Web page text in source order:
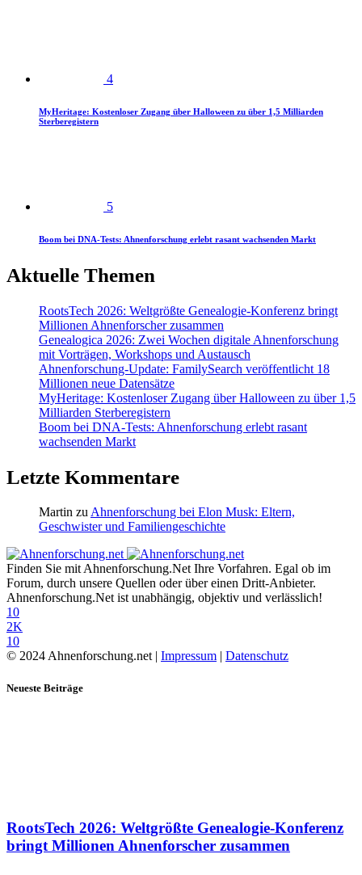
4
MyHeritage: Kostenloser Zugang über Halloween zu über 1,5 Milliarden
Sterberegistern
5
Boom bei DNA-Tests: Ahnenforschung erlebt rasant wachsenden Markt
Aktuelle Themen
RootsTech 2026: Weltgrößte Genealogie-Konferenz bringt
Millionen Ahnenforscher zusammen
Genealogica 2026: Zwei Wochen digitale Ahnenforschung
mit Vorträgen, Workshops und Austausch
Ahnenforschung-Update: FamilySearch veröffentlicht 18
Millionen neue Datensätze
MyHeritage: Kostenloser Zugang über Halloween zu über 1,5
Milliarden Sterberegistern
Boom bei DNA-Tests: Ahnenforschung erlebt rasant
wachsenden Markt
Letzte Kommentare
Martin zu Ahnenforschung bei Elon Musk: Eltern,
Geschwister und Familiengeschichte
Finden Sie mit Ahnenforschung.Net Ihre Vorfahren. Egal ob im
Forum, durch unsere Quellen oder über einen Dritt-Anbieter.
Ahnenforschung.Net ist unabhängig, objektiv und verlässlich!
10
2K
10
© 2024 Ahnenforschung.net | Impressum | Datenschutz
Neueste Beiträge
RootsTech 2026: Weltgrößte Genealogie-Konferenz
bringt Millionen Ahnenforscher zusammen